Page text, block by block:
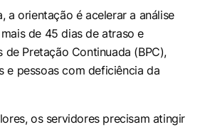
a orientação é acelerar a análise
de 45 dias de atraso e
de Pretação Continuada (BPC),
e pessoas com deficiência da
os servidores precisam atingir